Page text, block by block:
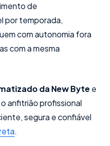
de
por temporada,
com autonomia fora
com a mesma
da New Byte e
o anfitrião profissional
segura e confiável
.